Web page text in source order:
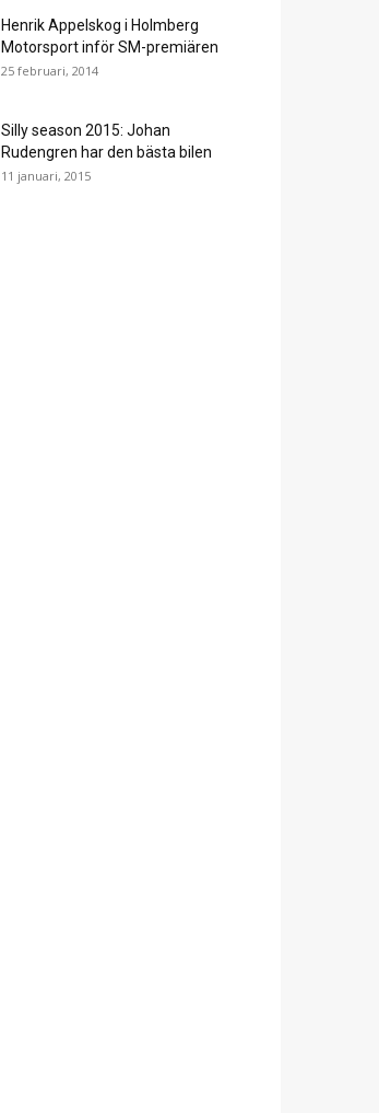
Henrik Appelskog i Holmberg
Motorsport inför SM-premiären
25 februari, 2014
Silly season 2015: Johan
Rudengren har den bästa bilen
11 januari, 2015